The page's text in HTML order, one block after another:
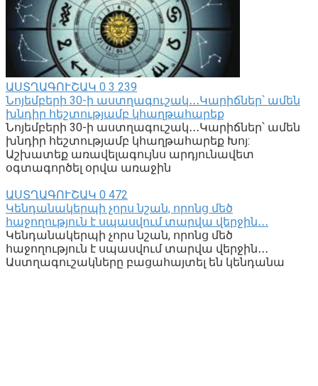
ԱՍՏՂԱԳՈՒՇԱԿ 0 3 239
Նոյեմբերի 30-ի աստղագուշակ․․․Կարիճներ՝ ամեն
խնդիր հեշտությամբ կհաղթահարեք
Նոյեմբերի 30-ի աստղագուշակ․․․Կարիճներ՝ ամեն
խնդիր հեշտությամբ կհաղթահարեք Խոյ:
Աշխատեք առավելագույնս արդյունավետ
օգտագործել օրվա առաջին
ԱՍՏՂԱԳՈՒՇԱԿ 0 472
Կենդանակերպի չորս նշան, որոնց մեծ
հաջողություն է սպասվում տարվա վերջին․․․
Կենդանակերպի չորս նշան, որոնց մեծ
հաջողություն է սպասվում տարվա վերջին․․․
Աստղագուշակները բացահայտել են կենդանա